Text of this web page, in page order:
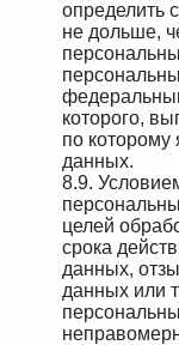
определить
не дольше,
которого,
по которому
данных.
8.9.
целей
срока
данных,
данных или